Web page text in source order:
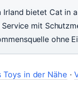
Irland bietet Cat in
mit
ohne
Toys in der Nähe ·